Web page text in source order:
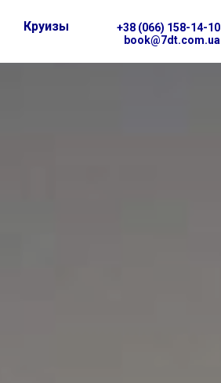
Круизы
+38 (066) 158-14-10
book@7dt.com.ua